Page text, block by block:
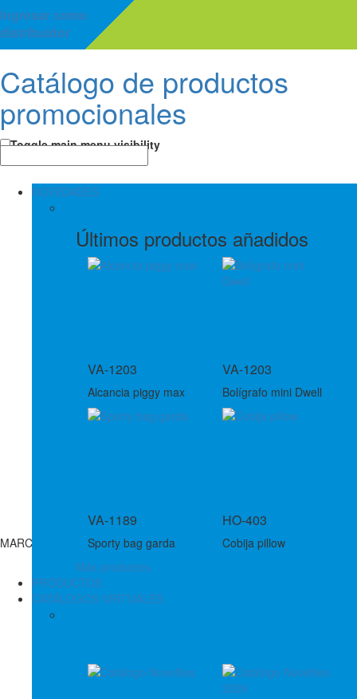
Ingresar como
distribuidor
Catálogo de productos
promocionales
Toggle main menu visibility
NOVEDADES
Últimos productos añadidos
VA-1203
Alcancia piggy max
VA-1203
Bolígrafo mini Dwell
VA-1189
Sporty bag garda
HO-403
Cobija pillow
Más productos
PRODUCTOS
CATÁLOGOS VIRTUALES
MARCAS